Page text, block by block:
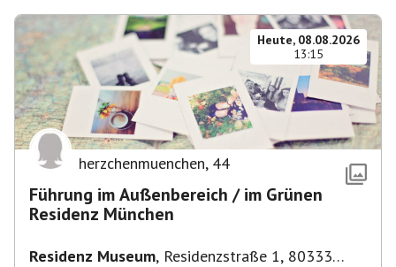
Heute, 08.08.2026
13:15
herzchenmuenchen, 44
Führung im Außenbereich / im Grünen
Residenz München
Residenz Museum, Residenzstraße 1, 80333